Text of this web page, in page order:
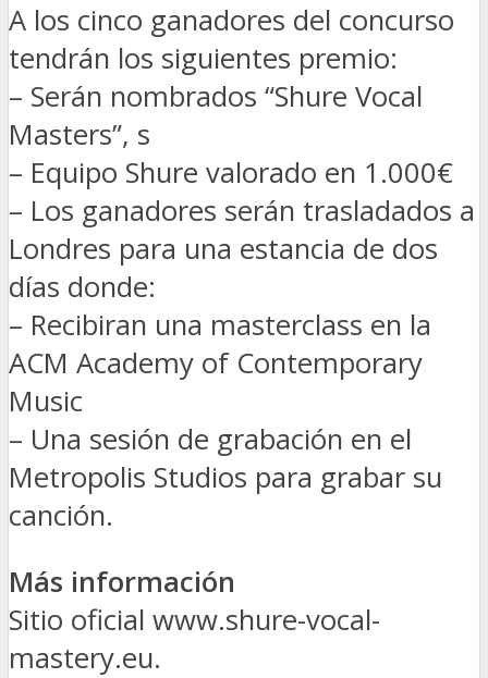
A los cinco ganadores del concurso
tendrán los siguientes premio:
– Serán nombrados “Shure Vocal
Masters”, s
– Equipo Shure valorado en 1.000€
– Los ganadores serán trasladados a
Londres para una estancia de dos
días donde:
– Recibiran una masterclass en la
ACM Academy of Contemporary
Music
– Una sesión de grabación en el
Metropolis Studios para grabar su
canción.
Más información
Sitio oficial www.shure-vocal-
mastery.eu.